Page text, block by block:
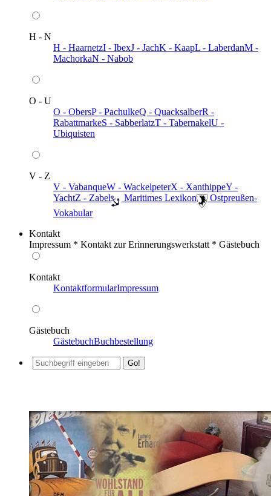
H - N
H - HaarnetzI - IbexJ - JachK - KaapL - LaberdanM -
MachorkaN - Nabob
O - U
O - ObersP - PachulkeQ - QuacksalberR -
RabattmarkeS - SabberlatzT - TabernakelU -
Ubiquisten
V - Z
V - VabanqueW - WackelpeterX - XanthippeY -
YachtZ - Zabel ️ Maritimes Lexikon
️ Ostpreußen-
Vokabular
Kontakt
Impressum * Kontakt zur Erinnerungswerkstatt * Gästebuch
Kontakt
KontaktformularImpressum
Gästebuch
GästebuchBuchbestellung